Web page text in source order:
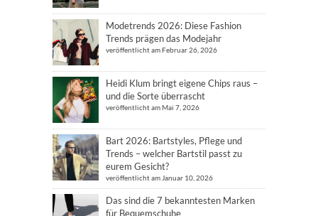
Modetrends 2026: Diese Fashion
Trends prägen das Modejahr
veröffentlicht am Februar 26, 2026
Heidi Klum bringt eigene Chips raus –
und die Sorte überrascht
veröffentlicht am Mai 7, 2026
Bart 2026: Bartstyles, Pflege und
Trends – welcher Bartstil passt zu
eurem Gesicht?
veröffentlicht am Januar 10, 2026
Das sind die 7 bekanntesten Marken
für Bequemschuhe